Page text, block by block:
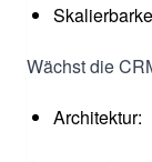
Wächst die
Architektur: